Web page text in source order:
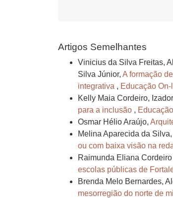
Artigos Semelhantes
Vinicius da Silva Freitas,
Silva Júnior, A formação
integrativa , Educação
Kelly Maia Cordeiro,
para a inclusão ,
Osmar Hélio Araújo,
Melina Aparecida da
ou com baixa visão na
Raimunda Eliana
escolas públicas de
Brenda Melo Bernardes,
mesorregião do norte de